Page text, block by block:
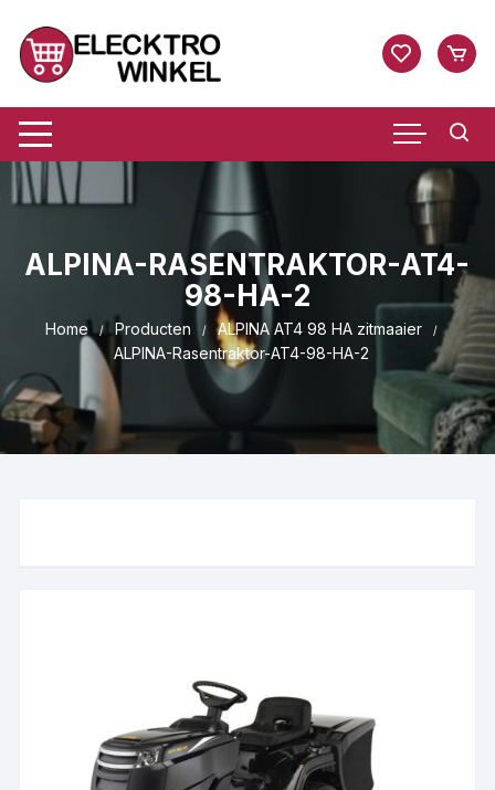
naar
inhoud
ALPINA-RASENTRAKTOR-AT4-
98-HA-2
Home Producten
ALPINA AT4 98 HA zitmaaier
ALPINA-Rasentraktor-AT4-98-HA-2